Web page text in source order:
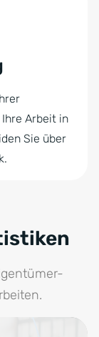
Arbeit in
Sie über